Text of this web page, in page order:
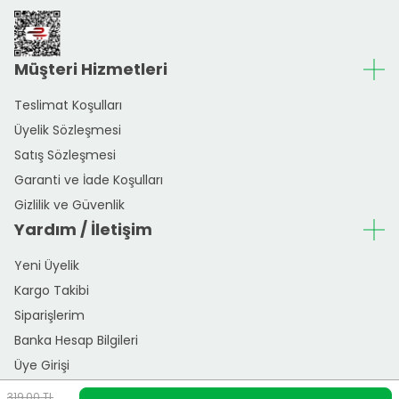
Müşteri Hizmetleri
Teslimat Koşulları
Üyelik Sözleşmesi
Satış Sözleşmesi
Garanti ve İade Koşulları
Gizlilik ve Güvenlik
Yardım / İletişim
Yeni Üyelik
Kargo Takibi
Siparişlerim
Banka Hesap Bilgileri
Üye Girişi